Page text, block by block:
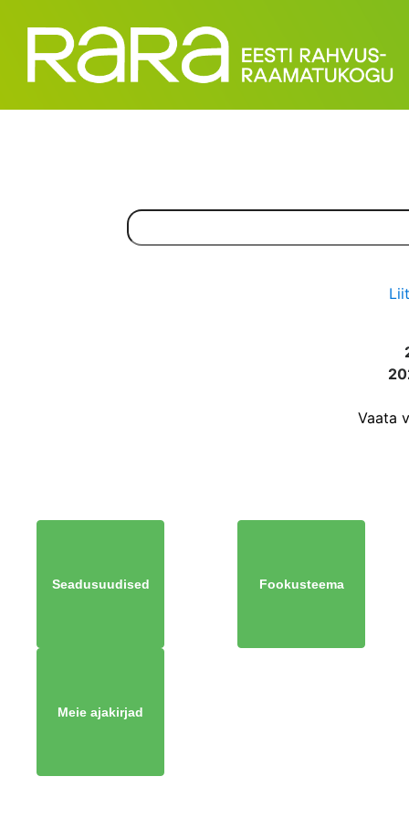
Vaata
Seadusuudised Fookusteema
Meie ajakirjad